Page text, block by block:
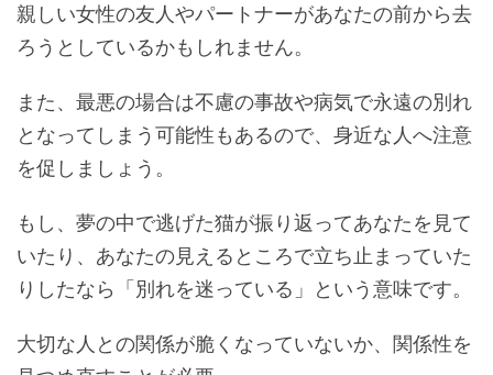
親しい女性の友人やパートナーがあなたの前から去
ろうとしているかもしれません。
また、最悪の場合は不慮の事故や病気で永遠の別れ
となってしまう可能性もあるので、身近な人へ注意
を促しましょう。
もし、夢の中で逃げた猫が振り返ってあなたを見て
いたり、あなたの見えるところで立ち止まっていた
りしたなら「別れを迷っている」という意味です。
大切な人との関係が脆くなっていないか、関係性を